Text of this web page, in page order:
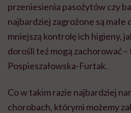
przeniesienia pasożytów czy
najbardziej zagrożone są małe
mniejszą kontrolę ich higieny,
dorośli też mogą zachorować –
Pospieszałowska-Furtak.
Co w takim razie najbardziej
chorobach, którymi możemy